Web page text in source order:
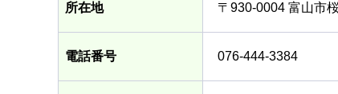
所在地 〒930-0004 富山市
電話番号 076-444-3384